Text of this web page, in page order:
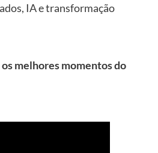
IA e transformação
melhores momentos do